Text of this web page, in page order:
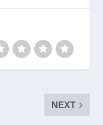
NEXT